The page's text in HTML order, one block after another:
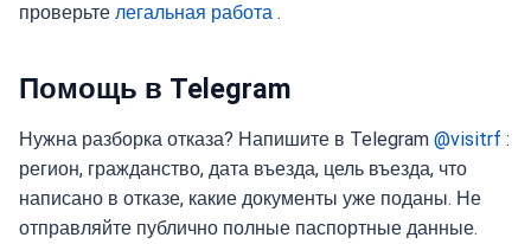
проверьте легальная работа .
Помощь в Telegram
Нужна разборка отказа? Напишите в Telegram @visitrf :
регион, гражданство, дата въезда, цель въезда, что
написано в отказе, какие документы уже поданы. Не
отправляйте публично полные паспортные данные.